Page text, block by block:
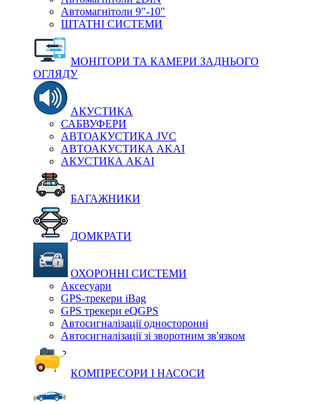
Автомагнітоли 9"-10"
ШТАТНІ СИСТЕМИ
МОНІТОРИ ТА КАМЕРИ ЗАДНЬОГО
ОГЛЯДУ
АКУСТИКА
САБВУФЕРИ
АВТОАКУСТИКА JVC
АВТОАКУСТИКА AKAI
АКУСТИКА AKAI
БАГАЖНИКИ
ДОМКРАТИ
ОХОРОННІ СИСТЕМИ
Аксесуари
GPS-трекери iBag
GPS трекери eQGPS
Автосигналізації односторонні
Автосигналізації зі зворотним зв'язком
КОМПРЕСОРИ І НАСОСИ